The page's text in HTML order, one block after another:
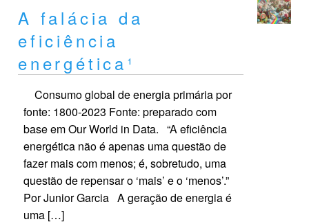
A falácia da
eficiência
energética¹
Consumo global de energia primária por
fonte: 1800-2023 Fonte: preparado com
base em Our World in Data. “A eficiência
energética não é apenas uma questão de
fazer mais com menos; é, sobretudo, uma
questão de repensar o ‘mais’ e o ‘menos’.”
Por Junior Garcia A geração de energia é
uma […]